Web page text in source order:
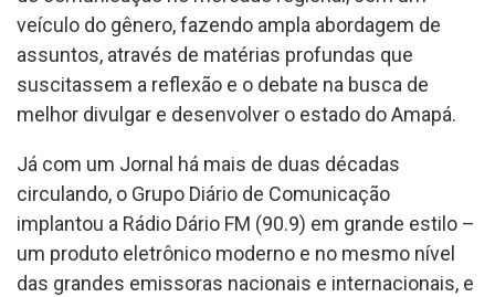
veículo do gênero, fazendo ampla abordagem de
assuntos, através de matérias profundas que
suscitassem a reflexão e o debate na busca de
melhor divulgar e desenvolver o estado do Amapá.
Já com um Jornal há mais de duas décadas
circulando, o Grupo Diário de Comunicação
implantou a Rádio Dário FM (90.9) em grande estilo –
um produto eletrônico moderno e no mesmo nível
das grandes emissoras nacionais e internacionais, e